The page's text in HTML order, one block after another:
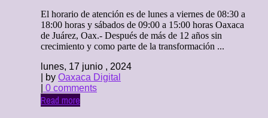
El horario de atención es de lunes a viernes de 08:30 a
18:00 horas y sábados de 09:00 a 15:00 horas Oaxaca
de Juárez, Oax.- Después de más de 12 años sin
crecimiento y como parte de la transformación ...
lunes, 17 junio , 2024
| by Oaxaca Digital
0 comments
Read more